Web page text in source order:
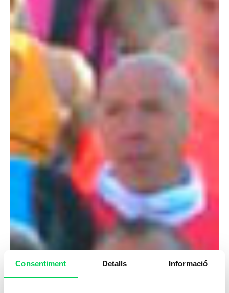
Consentiment Detalls Informació